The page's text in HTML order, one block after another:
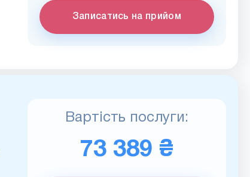
Записатись на прийом
Вартість послуги:
73 389 ₴